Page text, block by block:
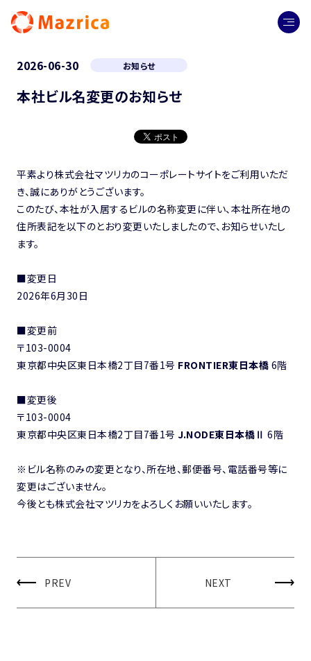
2026-06-30 お知らせ
本社ビル名変更のお知らせ
平素より株式会社マツリカのコーポレートサイトをご利用いただ
き、誠にありがとうございます。
このたび、本社が入居するビルの名称変更に伴い、本社所在地の
住所表記を以下のとおり変更いたしましたので、お知らせいたし
ます。
■変更日
2026年6月30日
■変更前
〒103-0004
東京都中央区東日本橋2丁目7番1号 FRONTIER東日本橋 6階
■変更後
〒103-0004
東京都中央区東日本橋2丁目7番1号 J.NODE東日本橋Ⅱ 6階
※ビル名称のみの変更となり、所在地、郵便番号、電話番号等に
変更はございません。
今後とも株式会社マツリカをよろしくお願いいたします。
PREV NEXT